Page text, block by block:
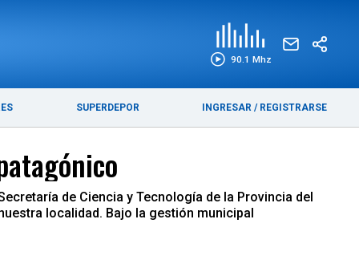
90.1 Mhz
SUPERDEPOR INGRESAR / REGISTRARSE
de Ciencia y Tecnología de la Provincia del
localidad. Bajo la gestión municipal